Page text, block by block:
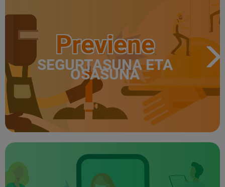
Previene
SEGURTASUNA ETA
OSASUNA